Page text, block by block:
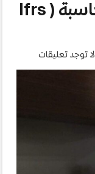
توفير نسخة معايير المحاسبة ( Ifrs
لا توجد تعليقات